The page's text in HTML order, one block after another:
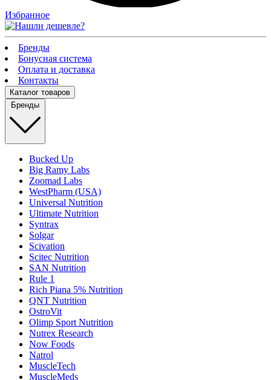
Избранное
Бренды
Бонусная система
Оплата и доставка
Контакты
Каталог товаров
Бренды
Bucked Up
Big Ramy Labs
Zoomad Labs
WestPharm (USA)
Universal Nutrition
Ultimate Nutrition
Syntrax
Solgar
Scivation
Scitec Nutrition
SAN Nutrition
Rule 1
Rich Piana 5% Nutrition
QNT Nutrition
OstroVit
Olimp Sport Nutrition
Nutrex Research
Now Foods
Natrol
MuscleTech
MuscleMeds